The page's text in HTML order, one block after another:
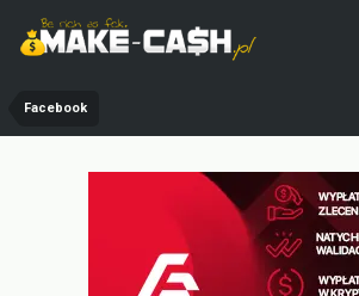
Facebook